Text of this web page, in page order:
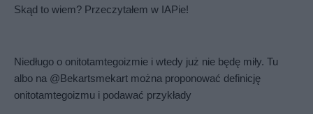
Skąd to wiem? Przeczytałem w IAPie!
Niedługo o onitotamtegoizmie i wtedy już nie będę miły. Tu
albo na @Bekartsmekart można proponować definicję
onitotamtegoizmu i podawać przykłady